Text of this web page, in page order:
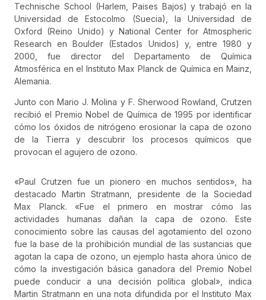
Technische School (Harlem, Paises Bajos) y trabajó en la
Universidad de Estocolmo (Suecia), la Universidad de
Oxford (Reino Unido) y National Center for Atmospheric
Research en Boulder (Estados Unidos) y, entre 1980 y
2000, fue director del Departamento de Química
Atmosférica en el Instituto Max Planck de Química en Mainz,
Alemania.
Junto con Mario J. Molina y F. Sherwood Rowland, Crutzen
recibió el Premio Nobel de Química de 1995 por identificar
cómo los óxidos de nitrógeno erosionar la capa de ozono
de la Tierra y descubrir los procesos químicos que
provocan el agujero de ozono.
«Paul Crutzen fue un pionero en muchos sentidos», ha
destacado Martin Stratmann, presidente de la Sociedad
Max Planck. «Fue el primero en mostrar cómo las
actividades humanas dañan la capa de ozono. Este
conocimiento sobre las causas del agotamiento del ozono
fue la base de la prohibición mundial de las sustancias que
agotan la capa de ozono, un ejemplo hasta ahora único de
cómo la investigación básica ganadora del Premio Nobel
puede conducir a una decisión política global», indica
Martin Stratmann en una nota difundida por el Instituto Max